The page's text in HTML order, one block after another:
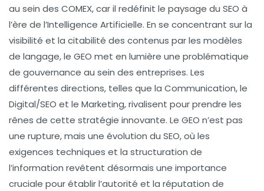
au sein des COMEX, car il redéfinit le paysage du SEO à
l’ère de l’Intelligence Artificielle. En se concentrant sur la
visibilité et la citabilité des contenus par les modèles
de langage, le GEO met en lumière une problématique
de gouvernance au sein des entreprises. Les
différentes directions, telles que la Communication, le
Digital/SEO et le Marketing, rivalisent pour prendre les
rênes de cette stratégie innovante. Le GEO n’est pas
une rupture, mais une évolution du SEO, où les
exigences techniques et la structuration de
l’information revêtent désormais une importance
cruciale pour établir l’autorité et la réputation de